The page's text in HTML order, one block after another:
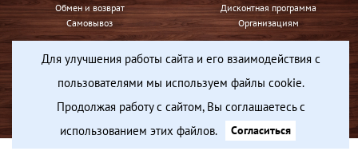
Обмен и возврат
Самовывоз
Дисконтная программа
Организациям
Условия использования
Вся представленная на сайте информация носит информационный характер и ни при каких
условиях не является публичной офертой, определяемой положениями Статьи 437 Гражданского
кодекса Российской Федерации
Для улучшения работы сайта и его взаимодействия с
пользователями мы используем файлы cookie.
Продолжая работу с сайтом, Вы соглашаетесь с
использованием этих файлов.
Согласиться